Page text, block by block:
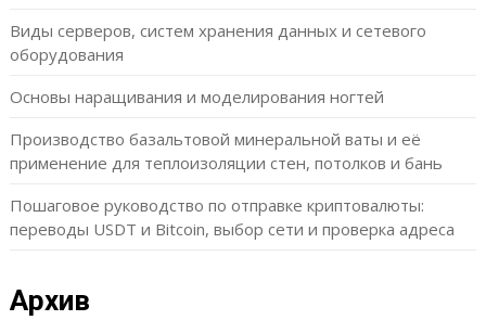
Виды серверов, систем хранения данных и сетевого
оборудования
Основы наращивания и моделирования ногтей
Производство базальтовой минеральной ваты и её
применение для теплоизоляции стен, потолков и бань
Пошаговое руководство по отправке криптовалюты:
переводы USDT и Bitcoin, выбор сети и проверка адреса
Архив